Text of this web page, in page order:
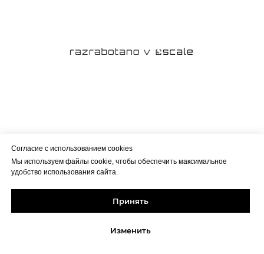
Согласие с использованием cookies
Мы используем файлы cookie, чтобы обеспечить максимальное
удобство использования сайта.
Принять
Изменить